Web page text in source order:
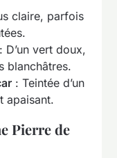
claire, parfois
: D’un vert doux,
blanchâtres.
: Teintée d’un
apaisant.
Pierre de